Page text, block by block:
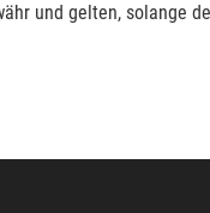
und gelten, solange